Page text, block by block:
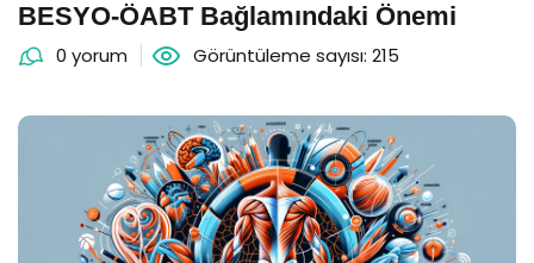
BESYO-ÖABT Bağlamındaki Önemi
0 yorum Görüntüleme sayısı: 215